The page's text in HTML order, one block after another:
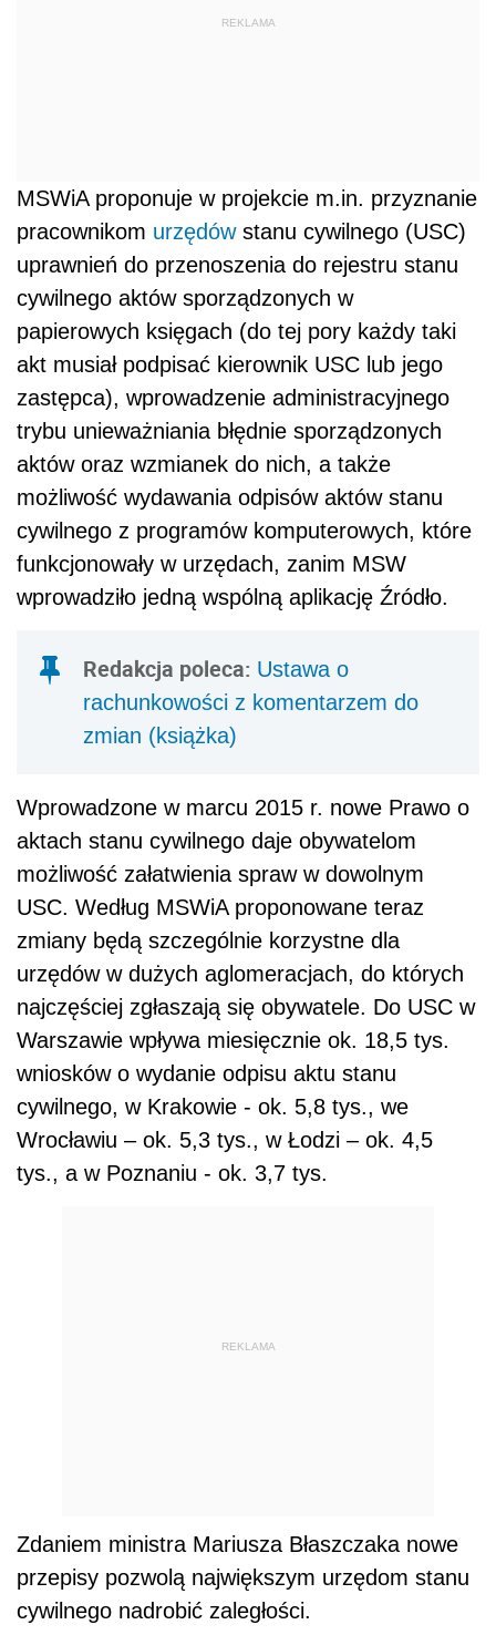
REKLAMA
MSWiA proponuje w projekcie m.in. przyznanie
pracownikom urzędówstanu cywilnego (USC)
uprawnień do przenoszenia do rejestru stanu
cywilnego aktów sporządzonych w
papierowych księgach (do tej pory każdy taki
akt musiał podpisać kierownik USC lub jego
zastępca), wprowadzenie administracyjnego
trybu unieważniania błędnie sporządzonych
aktów oraz wzmianek do nich, a także
możliwość wydawania odpisów aktów stanu
cywilnego z programów komputerowych, które
funkcjonowały w urzędach, zanim MSW
wprowadziło jedną wspólną aplikację Źródło.
Redakcja poleca: Ustawa o
rachunkowości z komentarzem do
zmian (książka)
Wprowadzone w marcu 2015 r. nowe Prawo o
aktach stanu cywilnego daje obywatelom
możliwość załatwienia spraw w dowolnym
USC. Według MSWiA proponowane teraz
zmiany będą szczególnie korzystne dla
urzędów w dużych aglomeracjach, do których
najczęściej zgłaszają się obywatele. Do USC w
Warszawie wpływa miesięcznie ok. 18,5 tys.
wniosków o wydanie odpisu aktu stanu
cywilnego, w Krakowie - ok. 5,8 tys., we
Wrocławiu – ok. 5,3 tys., w Łodzi – ok. 4,5
tys., a w Poznaniu - ok. 3,7 tys.
REKLAMA
Zdaniem ministra Mariusza Błaszczaka nowe
przepisy pozwolą największym urzędom stanu
cywilnego nadrobić zaległości.